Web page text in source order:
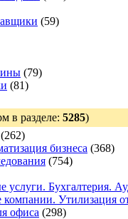
(59)
(79)
(81)
в разделе: 5285)
(262)
бизнеса (368)
(754)
Бухгалтерия.
Утилизация
офиса (298)